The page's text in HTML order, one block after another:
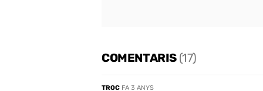
COMENTARIS (17)
TROC FA 3 ANYS